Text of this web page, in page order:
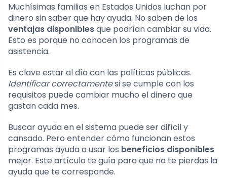
Muchísimas familias en Estados Unidos luchan por
dinero sin saber que hay ayuda. No saben de los
ventajas disponiblesque podrían cambiar su vida.
Esto es porque no conocen los programas de
asistencia.
Es clave estar al día con las políticas públicas.
Identificar correctamentesi se cumple con los
requisitos puede cambiar mucho el dinero que
gastan cada mes.
Buscar ayuda en el sistema puede ser difícil y
cansado. Pero entender cómo funcionan estos
programas ayuda a usar los beneficios disponibles
mejor. Este artículo te guía para que no te pierdas la
ayuda que te corresponde.